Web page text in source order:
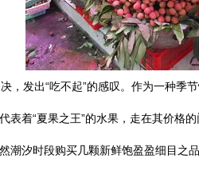
，发出“吃不起”的感叹。作为一种
着“夏果之王”的水果，走在其价
汐时段购买几颗新鲜饱盈盈细目